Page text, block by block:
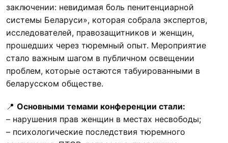
заключении: невидимая боль пенитенциарной
системы Беларуси», которая собрала экспертов,
исследователей, правозащитников и женщин,
прошедших через тюремный опыт. Мероприятие
стало важным шагом в публичном освещении
проблем, которые остаются табуированными в
беларусском обществе.
📍 Основными темами конференции стали:
– нарушения прав женщин в местах несвободы;
– психологические последствия тюремного